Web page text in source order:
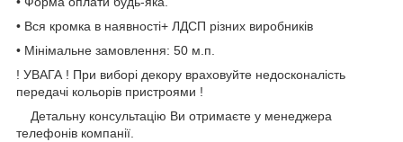
• Вся кромка в наявності+ ЛДСП різних виробників
• Мінімальне замовлення: 50 м.п.
! УВАГА ! При виборі декору враховуйте недосконалість
передачі кольорів пристроями !
Детальну консультацію Ви отримаєте у менеджера
телефонів компанії.